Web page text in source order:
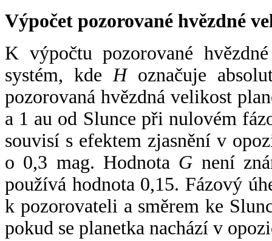
Výpočet pozorované hvězdné
K výpočtu pozorované
systém, kde Hoznačuje
pozorovaná hvězdná velikost
a 1 au od Slunce při nulovém
souvisí s efektem zjasnění v
o 0,3 mag. Hodnota G není
používá hodnota 0,15. Fázový
k pozorovateli a směrem ke
pokud se planetka nachází v